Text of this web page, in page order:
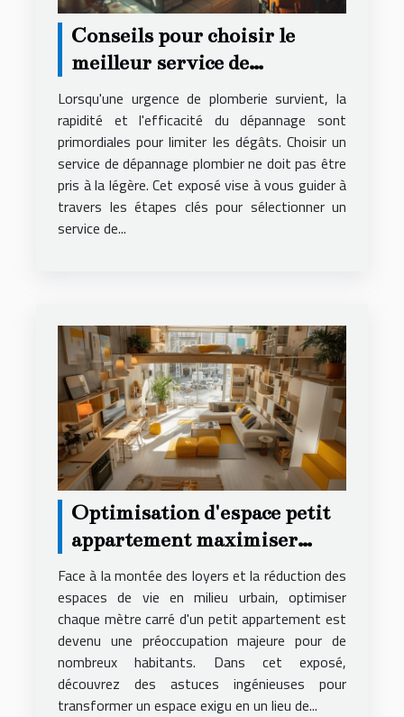
Conseils pour choisir le
meilleur service de
dépannage plombier
Lorsqu'une urgence de plomberie survient, la
rapidité et l'efficacité du dépannage sont
primordiales pour limiter les dégâts. Choisir un
service de dépannage plombier ne doit pas être
pris à la légère. Cet exposé vise à vous guider à
travers les étapes clés pour sélectionner un
service de...
Optimisation d'espace petit
appartement maximiser
chaque mètre carré
Face à la montée des loyers et la réduction des
espaces de vie en milieu urbain, optimiser
chaque mètre carré d'un petit appartement est
devenu une préoccupation majeure pour de
nombreux habitants. Dans cet exposé,
découvrez des astuces ingénieuses pour
transformer un espace exigu en un lieu de...